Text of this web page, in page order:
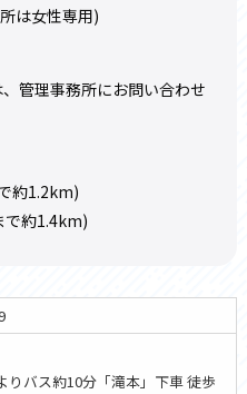
は女性専用)
管理事務所にお問い合わせ
約1.2km)
で約1.4km)
りバス約10分「滝本」下車 徒歩